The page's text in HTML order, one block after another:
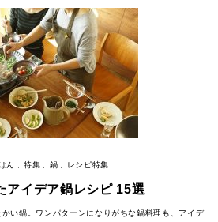
ん 特集 鍋 レシピ特集
アイデア鍋レシピ 15選
い鍋。ワンパターンになりがちな鍋料理も、アイデ